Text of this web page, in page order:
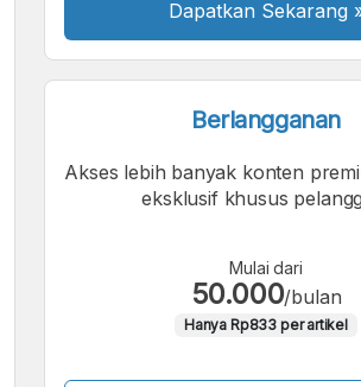
Dapatkan Sekarang
Berlangganan
Akses lebih banyak konten
eksklusif khusus
Mulai dari
50.000/bulan
Hanya Rp833 per artikel